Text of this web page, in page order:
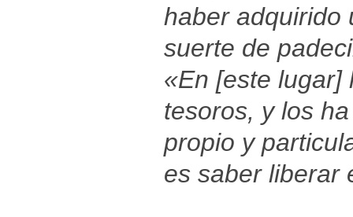
haber adquirido
suerte de
«En [este lugar]
tesoros, y los
propio y
es saber liberar